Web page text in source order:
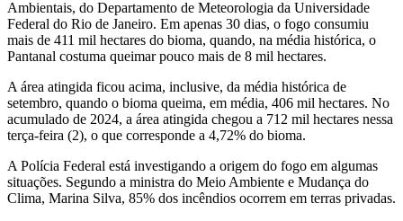
Ambientais, do Departamento de Meteorologia da Universidade
Federal do Rio de Janeiro. Em apenas 30 dias, o fogo consumiu
mais de 411 mil hectares do bioma, quando, na média histórica, o
Pantanal costuma queimar pouco mais de 8 mil hectares.
A área atingida ficou acima, inclusive, da média histórica de
setembro, quando o bioma queima, em média, 406 mil hectares. No
acumulado de 2024, a área atingida chegou a 712 mil hectares nessa
terça-feira (2), o que corresponde a 4,72% do bioma.
A Polícia Federal está investigando a origem do fogo em algumas
situações. Segundo a ministra do Meio Ambiente e Mudança do
Clima, Marina Silva, 85% dos incêndios ocorrem em terras privadas.